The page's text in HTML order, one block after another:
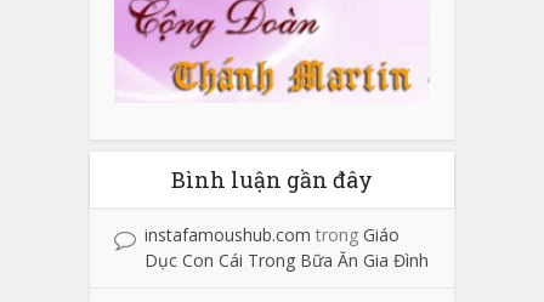
Bình luận gần đây
instafamoushub.com trong Giáo
Dục Con Cái Trong Bữa Ăn Gia Đình